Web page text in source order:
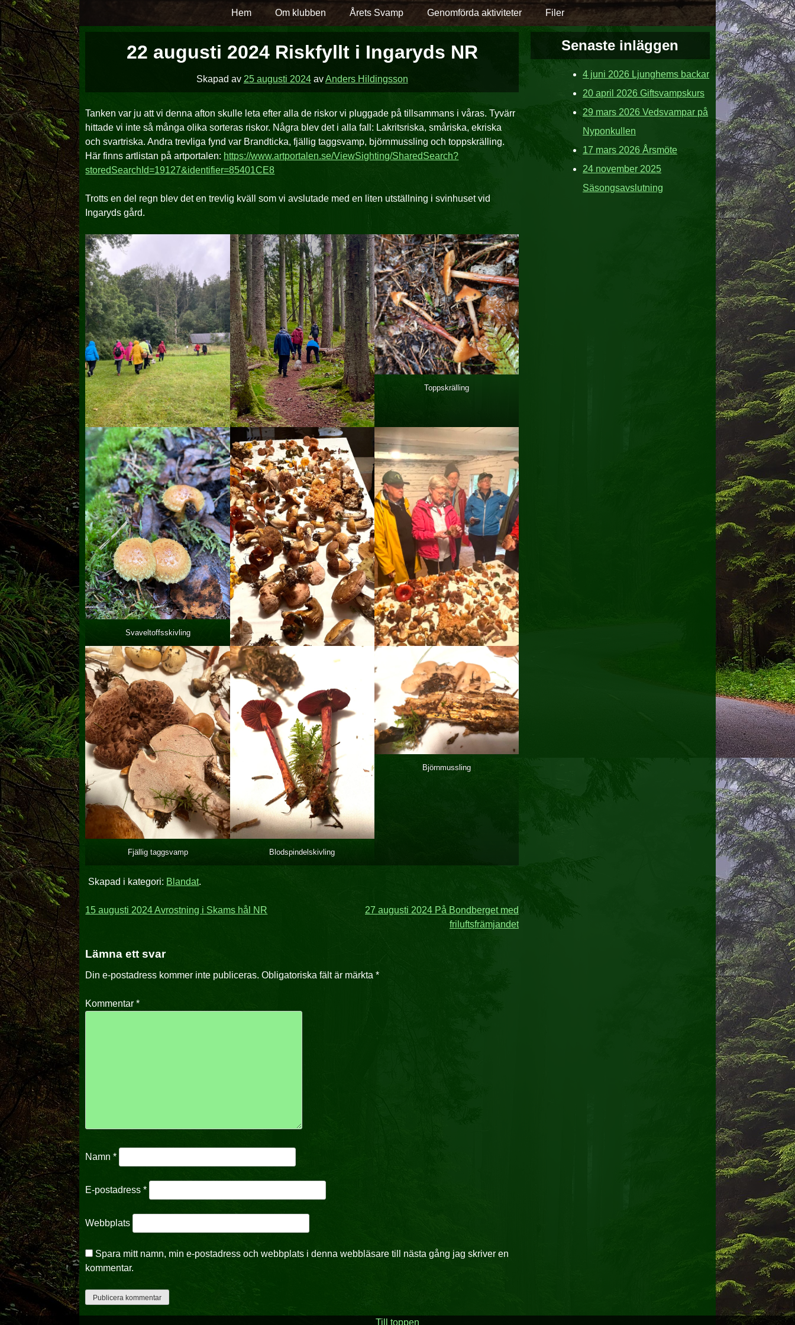
Hoppa
över
till
innehåll
Hem Om klubben Årets Svamp Genomförda aktiviteter Filer
22 augusti 2024 Riskfyllt i Ingaryds NR
Skapad av 25 augusti 2024avAnders Hildingsson
Tanken var ju att vi denna afton skulle leta efter alla de riskor vi pluggade på tillsammans i våras. Tyvärr
hittade vi inte så många olika sorteras riskor. Några blev det i alla fall: Lakritsriska, småriska, ekriska
och svartriska. Andra trevliga fynd var Brandticka, fjällig taggsvamp, björnmussling och toppskrälling.
Här finns artlistan på artportalen: https://www.artportalen.se/ViewSighting/SharedSearch?
storedSearchId=19127&identifier=85401CE8
Trotts en del regn blev det en trevlig kväll som vi avslutade med en liten utställning i svinhuset vid
Ingaryds gård.
Toppskrälling
Svaveltoffsskivling
Fjällig taggsvamp Blodspindelskivling
Björnmussling
Skapad i kategori: Blandat.
Inläggsnavigering
15 augusti 2024 Avrostning i Skams hål NR
27 augusti 2024 På Bondberget med
friluftsfrämjandet
Lämna ett svar
Din e-postadress kommer inte publiceras. Obligatoriska fält är märkta*
Kommentar*
Namn*
E-postadress*
Webbplats
Spara mitt namn, min e-postadress och webbplats i denna webbläsare till nästa gång jag skriver en
kommentar.
Senaste inläggen
4 juni 2026 Ljunghems backar
20 april 2026 Giftsvampskurs
29 mars 2026 Vedsvampar på
Nyponkullen
17 mars 2026 Årsmöte
24 november 2025
Säsongsavslutning
Till toppen